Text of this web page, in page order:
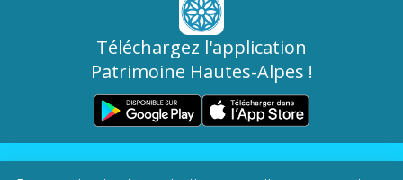
Téléchargez l'application
Patrimoine Hautes-Alpes !